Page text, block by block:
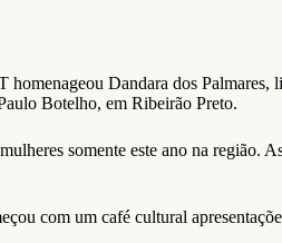
Dandara dos
Botelho, em Ribeirão Preto.
somente este ano na região.
com um café cultural